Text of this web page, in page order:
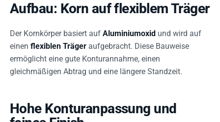
Aufbau: Korn auf flexiblem Träger
Der Kornkörper basiert auf Aluminiumoxid und wird auf
einen flexiblen Träger aufgebracht. Diese Bauweise
ermöglicht eine gute Konturannahme, einen
gleichmäßigen Abtrag und eine längere Standzeit.
Hohe Konturanpassung und